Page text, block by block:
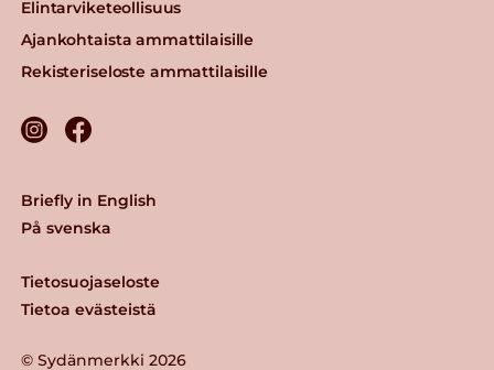
Elintarviketeollisuus
Ajankohtaista ammattilaisille
Rekisteriseloste ammattilaisille
© Sydänmerkki 2026
Tietosuojaseloste
Tietoa evästeistä
Briefly in English
På svenska